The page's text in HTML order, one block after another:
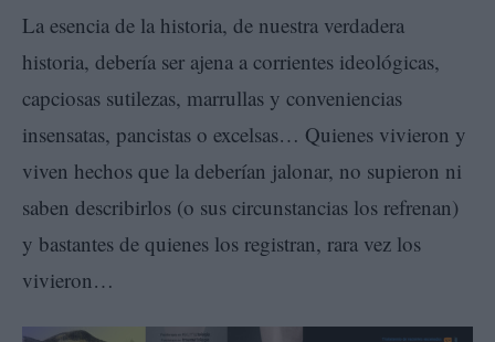
La esencia de la historia, de nuestra verdadera
historia, debería ser ajena a corrientes ideológicas,
capciosas sutilezas, marrullas y conveniencias
insensatas, pancistas o excelsas… Quienes vivieron y
viven hechos que la deberían jalonar, no supieron ni
saben describirlos (o sus circunstancias los refrenan)
y bastantes de quienes los registran, rara vez los
vivieron…